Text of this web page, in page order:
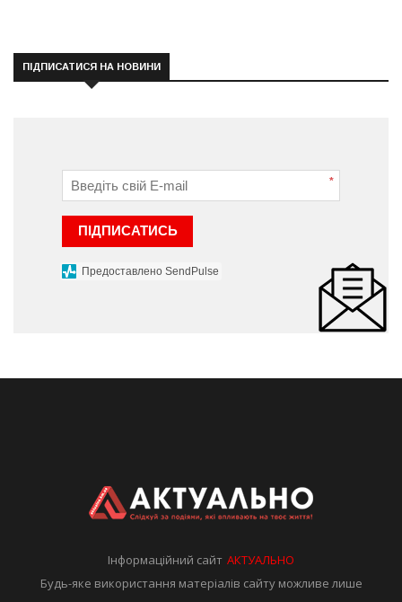
ПІДПИСАТИСЯ НА НОВИНИ
*
ПІДПИСАТИСЬ
Предоставлено SendPulse
Інформаційний сайтАКТУАЛЬНО
Будь-яке використання матеріалів сайту можливе лише